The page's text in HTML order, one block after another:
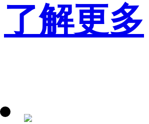
了解更多